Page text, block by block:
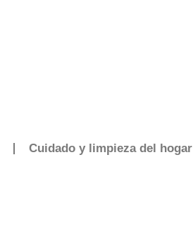
Cuidado y limpieza del hogar